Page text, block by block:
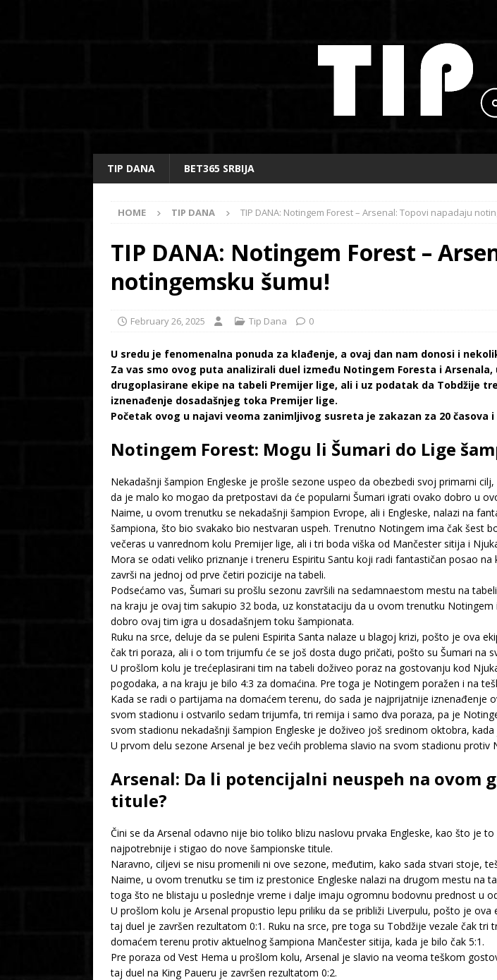
TIP DANA BET365 SRBIJA
HOME TIP DANA TIP DANA: Notingem Forest – Arsenal: Topovi napadaju
TIP DANA: Notingem Forest –
notingemsku šumu!
February 26, 2025 Tip Dana 0
U sredu je fenomenalna ponuda za klađenje, a ovaj dan nam donosi i
Za vas smo ovog puta analizirali duel između Notingem Foresta i
drugoplasirane ekipe na tabeli Premijer lige, ali i uz podatak da Tobdžije
iznenađenje dosadašnjeg toka Premijer lige.
Početak ovog u najavi veoma zanimljivog susreta je zakazan za 20 časova i
Notingem Forest: Mogu li Šumari do Lige
Nekadašnji šampion Engleske je prošle sezone uspeo da obezbedi svoj primarni
da je malo ko mogao da pretpostavi da će popularni Šumari igrati ovako dobro u
Naime, u ovom trenutku se nekadašnji šampion Evrope, ali i Engleske, nalazi na
šampiona, što bio svakako bio nestvaran uspeh. Trenutno Notingem ima čak šest
večeras u vanrednom kolu Premijer lige, ali i tri boda viška od Mančester sitija i
Mora se odati veliko priznanje i treneru Espiritu Santu koji radi fantastičan posao
završi na jednoj od prve četiri pozicije na tabeli.
Podsećamo vas, Šumari su prošlu sezonu završili na sedamnaestom mestu na
na kraju je ovaj tim sakupio 32 boda, uz konstataciju da u ovom trenutku
dobro ovaj tim igra u dosadašnjem toku šampionata.
Ruku na srce, deluje da se puleni Espirita Santa nalaze u blagoj krizi, pošto je ova
čak tri poraza, ali i o tom trijumfu će se još dosta dugo pričati, pošto su Šumari na
U prošlom kolu je trećeplasirani tim na tabeli doživeo poraz na gostovanju kod
pogodaka, a na kraju je bilo 4:3 za domaćina. Pre toga je Notingem poražen i na
Kada se radi o partijama na domaćem terenu, do sada je najprijatnije iznenađenje
svom stadionu i ostvarilo sedam trijumfa, tri remija i samo dva poraza, pa je
svom stadionu nekadašnji šampion Engleske je doživeo još sredinom oktobra, kada
U prvom delu sezone Arsenal je bez većih problema slavio na svom stadionu
Arsenal: Da li potencijalni neuspeh na
titule?
Čini se da Arsenal odavno nije bio toliko blizu naslovu prvaka Engleske, kao što je
najpotrebnije i stigao do nove šampionske titule.
Naravno, ciljevi se nisu promenili ni ove sezone, međutim, kako sada stvari stoje,
Naime, u ovom trenutku se tim iz prestonice Engleske nalazi na drugom mestu na
toga što ne blistaju u poslednje vreme i dalje imaju ogromnu bodovnu prednost u
U prošlom kolu je Arsenal propustio lepu priliku da se približi Liverpulu, pošto je
taj duel je završen rezultatom 0:1. Ruku na srce, pre toga su Tobdžije vezale čak
domaćem terenu protiv aktuelnog šampiona Mančester sitija, kada je bilo čak 5:1.
Pre poraza od Vest Hema u prošlom kolu, Arsenal je slavio na veoma teškom
taj duel na King Paueru je završen rezultatom 0:2.